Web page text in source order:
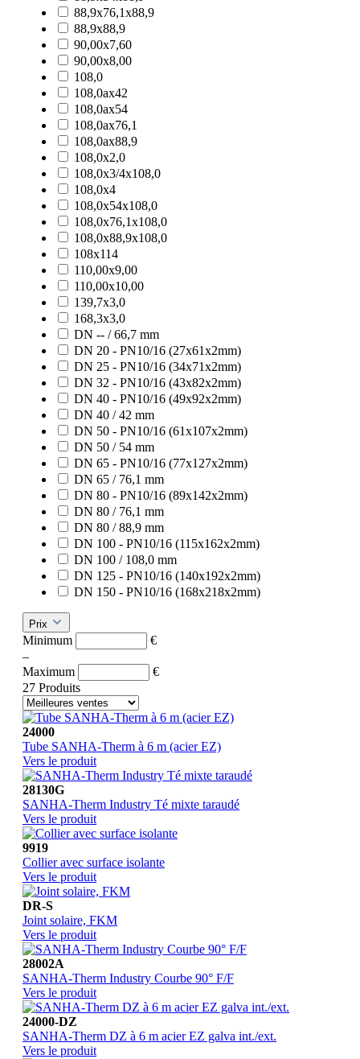
88,9x76,1x88,9
88,9x88,9
90,00x7,60
90,00x8,00
108,0
108,0ax42
108,0ax54
108,0ax76,1
108,0ax88,9
108,0x2,0
108,0x3/4x108,0
108,0x4
108,0x54x108,0
108,0x76,1x108,0
108,0x88,9x108,0
108x114
110,00x9,00
110,00x10,00
139,7x3,0
168,3x3,0
DN -- / 66,7 mm
DN 20 - PN10/16 (27x61x2mm)
DN 25 - PN10/16 (34x71x2mm)
DN 32 - PN10/16 (43x82x2mm)
DN 40 - PN10/16 (49x92x2mm)
DN 40 / 42 mm
DN 50 - PN10/16 (61x107x2mm)
DN 50 / 54 mm
DN 65 - PN10/16 (77x127x2mm)
DN 65 / 76,1 mm
DN 80 - PN10/16 (89x142x2mm)
DN 80 / 76,1 mm
DN 80 / 88,9 mm
DN 100 - PN10/16 (115x162x2mm)
DN 100 / 108,0 mm
DN 125 - PN10/16 (140x192x2mm)
DN 150 - PN10/16 (168x218x2mm)
Prix
Minimum
€
–
Maximum
€
27 Produits
24000
Tube SANHA-Therm à 6 m (acier EZ)
Vers le produit
28130G
SANHA-Therm Industry Té mixte taraudé
Vers le produit
9919
Collier avec surface isolante
Vers le produit
DR-S
Joint solaire, FKM
Vers le produit
28002A
SANHA-Therm Industry Courbe 90° F/F
Vers le produit
24000-DZ
SANHA-Therm DZ à 6 m acier EZ galva int./ext.
Vers le produit